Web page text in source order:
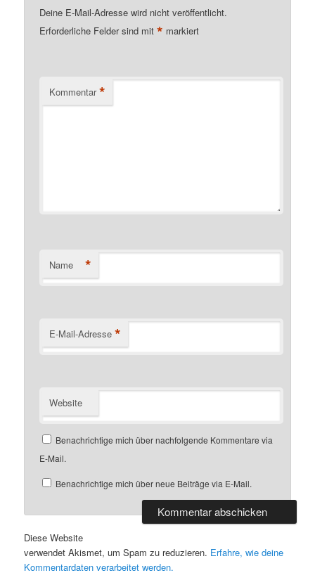
Deine E-Mail-Adresse wird nicht veröffentlicht.
Erforderliche Felder sind mit* markiert
Kommentar *
Name *
E-Mail-Adresse *
Website
Benachrichtige mich über nachfolgende Kommentare via
E-Mail.
Benachrichtige mich über neue Beiträge via E-Mail.
Diese Website
verwendet Akismet, um Spam zu reduzieren. Erfahre, wie deine
Kommentardaten verarbeitet werden.